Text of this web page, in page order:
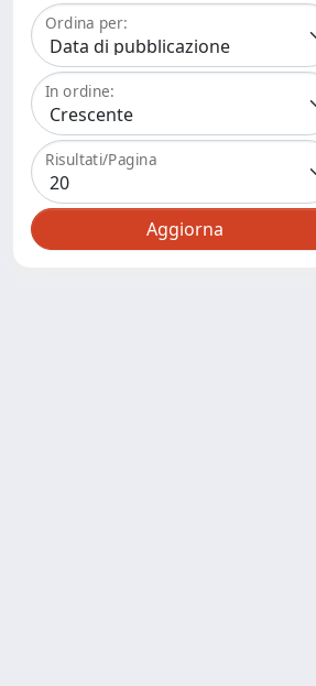
Ordina per:
In ordine:
Risultati/Pagina